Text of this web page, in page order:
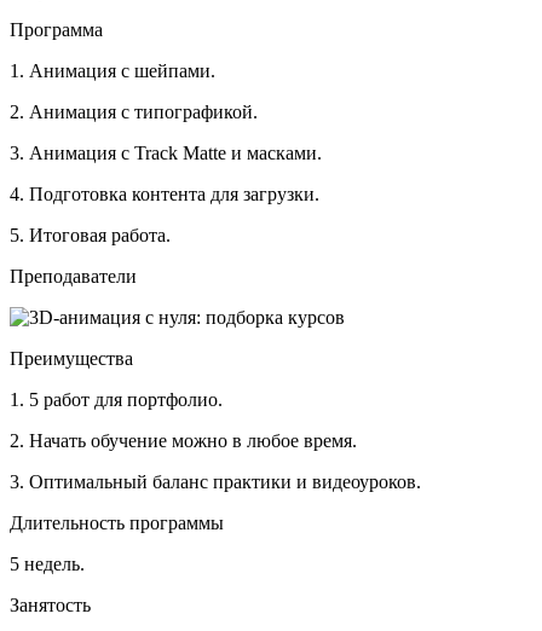
Программа
1. Анимация с шейпами.
2. Анимация с типографикой.
3. Анимация с Track Matte и масками.
4. Подготовка контента для загрузки.
5. Итоговая работа.
Преподаватели
Преимущества
1. 5 работ для портфолио.
2. Начать обучение можно в любое время.
3. Оптимальный баланс практики и видеоуроков.
Длительность программы
5 недель.
Занятость